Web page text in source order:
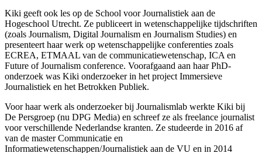
Kiki geeft ook les op de School voor Journalistiek aan de
Hogeschool Utrecht. Ze publiceert in wetenschappelijke tijdschriften
(zoals Journalism, Digital Journalism en Journalism Studies) en
presenteert haar werk op wetenschappelijke conferenties zoals
ECREA, ETMAAL van de communicatiewetenschap, ICA en
Future of Journalism conference. Voorafgaand aan haar PhD-
onderzoek was Kiki onderzoeker in het project Immersieve
Journalistiek en het Betrokken Publiek.
Voor haar werk als onderzoeker bij Journalismlab werkte Kiki bij
De Persgroep (nu DPG Media) en schreef ze als freelance journalist
voor verschillende Nederlandse kranten. Ze studeerde in 2016 af
van de master Communicatie en
Informatiewetenschappen/Journalistiek aan de VU en in 2014